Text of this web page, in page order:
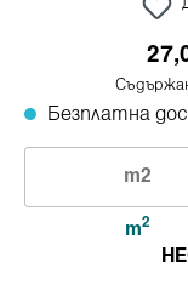
Безплатна
m2